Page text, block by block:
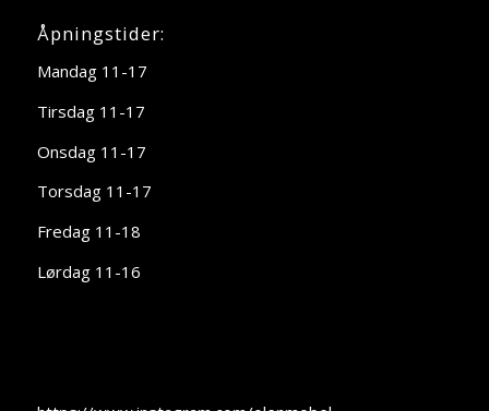
Åpningstider:
Mandag 11-17
Tirsdag 11-17
Onsdag 11-17
Torsdag 11-17
Fredag 11-18
Lørdag 11-16